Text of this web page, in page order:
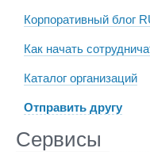
Корпоративный блог
Как начать
Каталог организаций
Отправить другу
Сервисы